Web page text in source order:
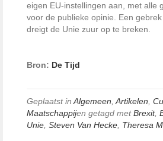
eigen EU-instellingen aan, met alle
voor de publieke opinie. Een
dreigt de Unie zuur op te breken.
Bron: De Tijd
Geplaatst in Algemeen Artikelen
Maatschappijen getagd metBrexit,
Unie Steven Van Hecke Theresa